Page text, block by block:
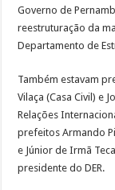
Governo de
reestruturação da
Departamento de
Também estavam
Vilaça (Casa Civil) e
Relações
prefeitos Armando
e Júnior de Irmã
presidente do DER.